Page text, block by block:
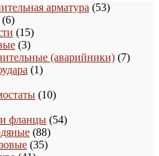
арматура 5353
66
товаров
1515
товаров
33
товара(аварийники) 77
11
1010
фланцы 5454
8888
товаров
3535